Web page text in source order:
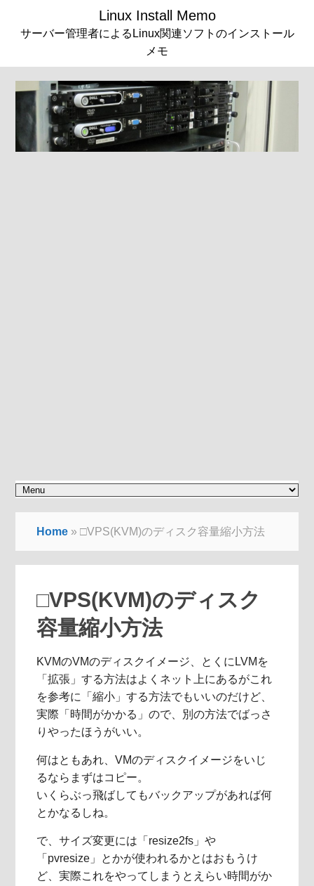
Linux Install Memo
サーバー管理者によるLinux関連ソフトのインストール
メモ
Home »□VPS(KVM)のディスク容量縮小方法
□VPS(KVM)のディスク
容量縮小方法
KVMのVMのディスクイメージ、とくにLVMを
「拡張」する方法はよくネット上にあるがこれ
を参考に「縮小」する方法でもいいのだけど、
実際「時間がかかる」ので、別の方法でばっさ
りやったほうがいい。
何はともあれ、VMのディスクイメージをいじ
るならまずはコピー。
いくらぶっ飛ばしてもバックアップがあれば何
とかなるしね。
で、サイズ変更には「resize2fs」や
「pvresize」とかが使われるかとはおもうけ
ど、実際これをやってしまうとえらい時間がか